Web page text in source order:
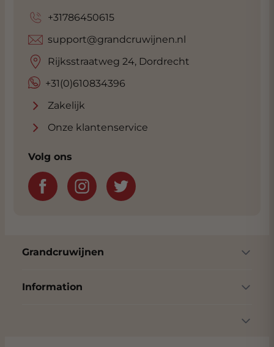
+31786450615
+31(0)610834396
support@grandcruwijnen.nl
Rijksstraatweg 24, Dordrecht
Zakelijk
Onze klantenservice
Volg ons
Grandcruwijnen
Information